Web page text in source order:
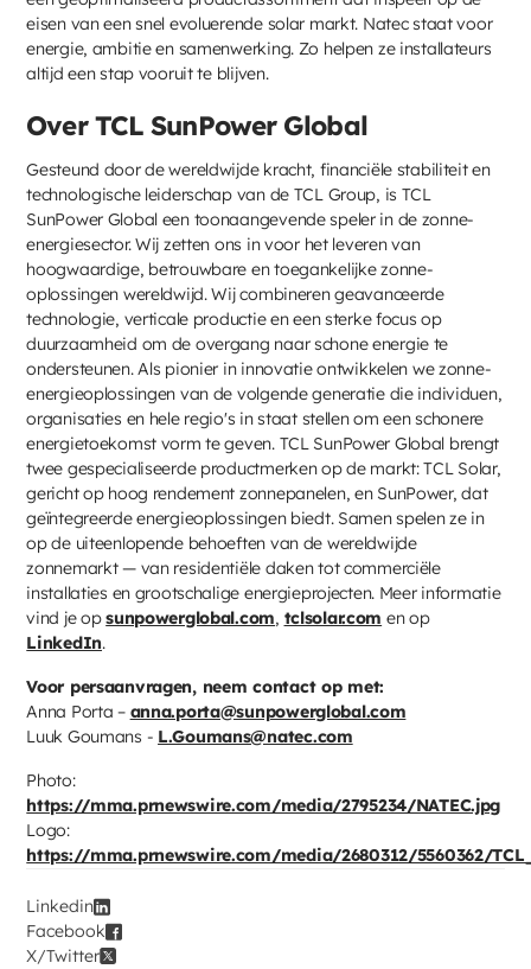
eisen van een snel evoluerende solar markt. Natec staat voor
energie, ambitie en samenwerking. Zo helpen ze installateurs
altijd een stap vooruit te blijven.
Over TCL SunPower Global
Gesteund door de wereldwijde kracht, financiële stabiliteit en
technologische leiderschap van de TCL Group, is TCL
SunPower Global een toonaangevende speler in de zonne-
energiesector. Wij zetten ons in voor het leveren van
hoogwaardige, betrouwbare en toegankelijke zonne-
oplossingen wereldwijd. Wij combineren geavanceerde
technologie, verticale productie en een sterke focus op
duurzaamheid om de overgang naar schone energie te
ondersteunen. Als pionier in innovatie ontwikkelen we zonne-
energieoplossingen van de volgende generatie die individuen,
organisaties en hele regio's in staat stellen om een schonere
energietoekomst vorm te geven. TCL SunPower Global brengt
twee gespecialiseerde productmerken op de markt: TCL Solar,
gericht op hoog rendement zonnepanelen, en SunPower, dat
geïntegreerde energieoplossingen biedt. Samen spelen ze in
op de uiteenlopende behoeften van de wereldwijde
zonnemarkt — van residentiële daken tot commerciële
installaties en grootschalige energieprojecten. Meer informatie
vind je opsunpowerglobal.com, tclsolar.com en op
LinkedIn.
Voor persaanvragen, neem contact op met:
Anna Porta – anna.porta@sunpowerglobal.com
Luuk Goumans - L.Goumans@natec.com
Photo:
https://mma.prnewswire.com/media/2795234/NATEC.jpg
Logo:
https://mma.prnewswire.com/media/2680312/5560362/
Linkedin
Facebook
X/Twitter